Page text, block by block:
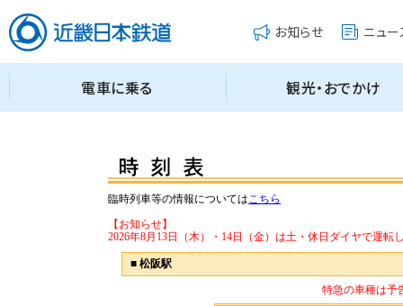
臨時列車等の情報についてはこちら
【お知らせ】
2026年8月13日（木）・14日（金）は土・休日ダイヤで運転
■ 松阪駅
特急の車種は予